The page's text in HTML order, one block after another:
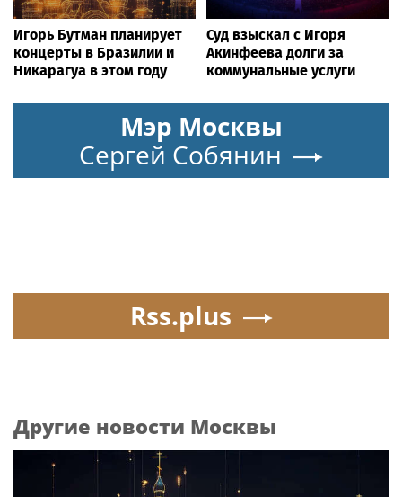
Игорь Бутман планирует
концерты в Бразилии и
Никарагуа в этом году
Суд взыскал с Игоря
Акинфеева долги за
коммунальные услуги
Мэр Москвы
Сергей Собянин
Rss.plus
Другие новости Москвы